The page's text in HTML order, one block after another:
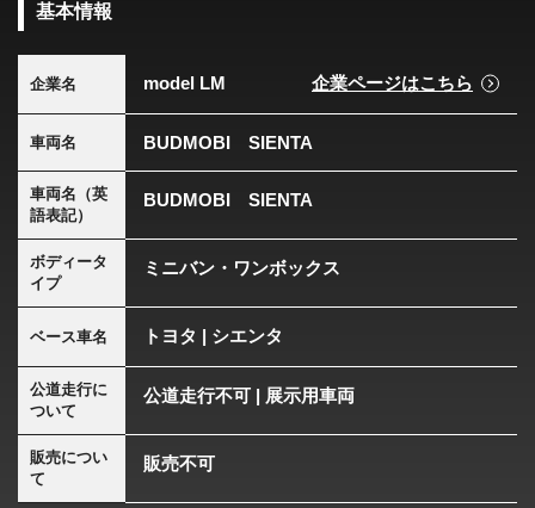
基本情報
企業名 model LM 企業ページはこちら
車両名 BUDMOBI SIENTA
車両名（英
語表記）
BUDMOBI SIENTA
ボディータ
イプ
ミニバン・ワンボックス
ベース車名 トヨタ | シエンタ
公道走行に
ついて
公道走行不可 | 展示用車両
販売につい
て
販売不可